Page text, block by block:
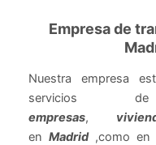
Empresa de
Nuestra empresa
empresas,
en Madrid,como en